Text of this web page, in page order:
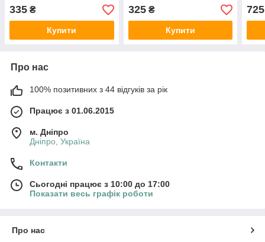
335 ₴
Купити
325₴
Купити
725
Про нас
100% позитивних з 44 відгуків за рік
Працює з 01.06.2015
м. Дніпро
Дніпро, Україна
Контакти
Сьогодні працює з 10:00 до 17:00
Показати весь графік роботи
Про нас